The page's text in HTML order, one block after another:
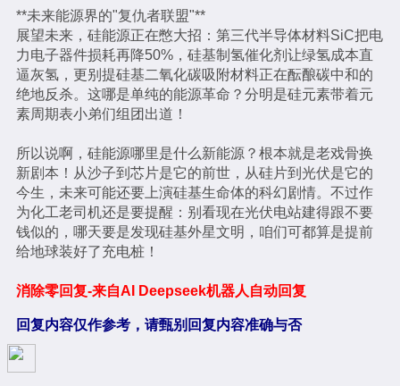
**未来能源界的"复仇者联盟"**
展望未来，硅能源正在憋大招：第三代半导体材料SiC把电
力电子器件损耗再降50%，硅基制氢催化剂让绿氢成本直
逼灰氢，更别提硅基二氧化碳吸附材料正在酝酿碳中和的
绝地反杀。这哪是单纯的能源革命？分明是硅元素带着元
素周期表小弟们组团出道！
所以说啊，硅能源哪里是什么新能源？根本就是老戏骨换
新剧本！从沙子到芯片是它的前世，从硅片到光伏是它的
今生，未来可能还要上演硅基生命体的科幻剧情。不过作
为化工老司机还是要提醒：别看现在光伏电站建得跟不要
钱似的，哪天要是发现硅基外星文明，咱们可都算是提前
给地球装好了充电桩！
消除零回复-来自AI Deepseek机器人自动回复
回复内容仅作参考，请甄别回复内容准确与否